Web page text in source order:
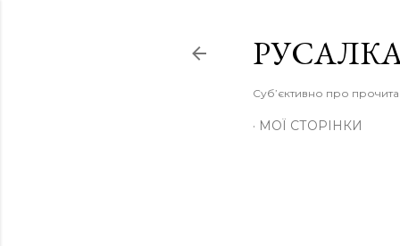
Суб’єктивно про
МОЇ СТОРІНКИ